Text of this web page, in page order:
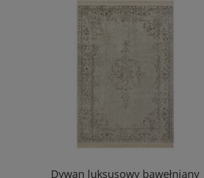
Dywan luksusowy bawełniany